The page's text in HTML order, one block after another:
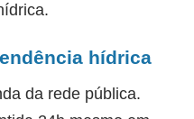
hídrica
da rede pública.